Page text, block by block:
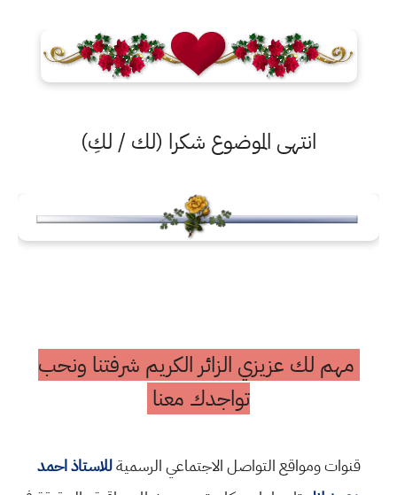
انتهى الموضوع شكرا (لك / لكِ)
مهم لك عزيزي الزائر الكريم شرفتنا ونحب
تواجدك معنا
قنوات ومواقع التواصل الاجتماعي الرسميةللاستاذ احمد